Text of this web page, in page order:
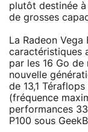
plutôt destinée
de grosses
La Radeon
caractéristiques
par les 16 Go de
nouvelle
de 13,1
(fréquence
performances
P100 sous